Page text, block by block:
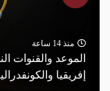
منذ 14 ساعة
الموعد والقنوات
إفريقيا